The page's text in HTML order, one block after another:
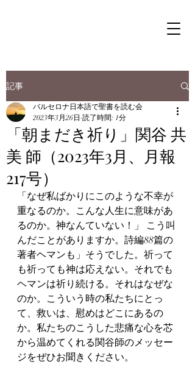
記事
「朝まだき祈り」関谷 共
美 師（2023年3月、月報
217号）
バルセロナ日本語で聖書を読む会
2023年3月26日 読了時間: 1分
「なぜ私ばかりにこのような不幸が
重なるのか。こんな人生に意味があ
るのか。神なんていない！」 こう叫
んだことがありますか。詩編88篇の
著者ヘマンも」そうでした。祈って
も祈っても神は応えない。それでも
ヘマンは祈り続ける。それはなぜな
のか。こういう時の私たちにとっ
て、救いは、慰めはどこにあるの
か。私たちのこうした悲痛な心を芯
から温めてくれる関谷師のメッセー
ジをぜひお聞きください。